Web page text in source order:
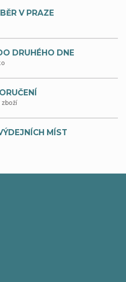
l
d
í
p
r
V PRAZE
DRUHÉHO DNE
MÍST